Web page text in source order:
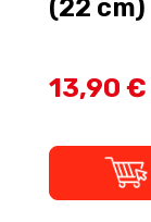
(22 cm)
13,90 €
Sonic
Hedgehog